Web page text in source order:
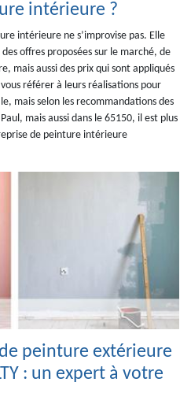
intérieure ?
intérieure ne s’improvise pas. Elle
offres proposées sur le marché, de
mais aussi des prix qui sont appliqués
référer à leurs réalisations pour
mais selon les recommandations des
mais aussi dans le 65150, il est plus
de peinture intérieure
peinture extérieure
: un expert à votre